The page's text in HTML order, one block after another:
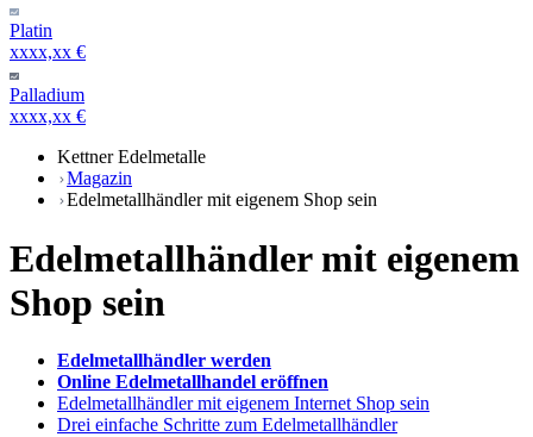
Platin
xxxx,xx €
Palladium
xxxx,xx €
Kettner Edelmetalle
Magazin
Edelmetallhändler mit eigenem Shop sein
Edelmetallhändler mit eigenem
Shop sein
Edelmetallhändler werden
Online Edelmetallhandel eröffnen
Edelmetallhändler mit eigenem Internet Shop sein
Drei einfache Schritte zum Edelmetallhändler